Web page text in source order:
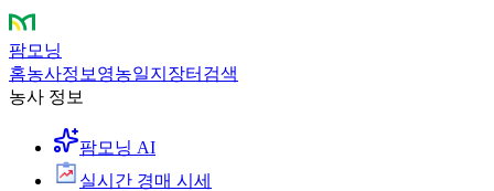
팜모닝
홈농사정보 영농일지 장터 검색
농사 정보
팜모닝 AI
실시간 경매 시세